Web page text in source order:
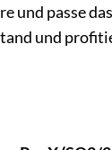
passe
und